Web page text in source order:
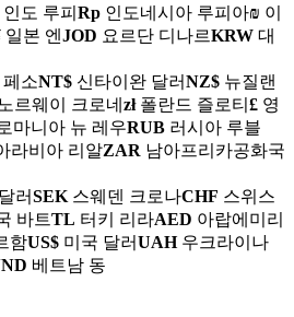
인도 루피 Rp 인도네시아 루피아₪ 이
일본 엔 JOD 요르단 디나르KRW 대
소NT$ 신타이완 달러NZ$ 뉴질랜
노르웨이 크로네 zł폴란드 즐로티 £ 영
마니아 뉴 레우RUB 러시아 루블
라비아 리알ZAR 남아프리카공화국
러SEK 스웨덴 크로나CHF 스위스
바트TL 터키 리라AED 아랍에미리
함US$ 미국 달러UAH우크라이나
베트남 동